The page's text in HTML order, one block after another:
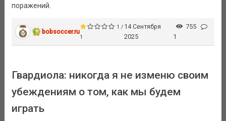
поражений.
bobsoccer.ru
1 /
1
14 Сентября
2025
755
1
Гвардиола: никогда я не изменю своим
убеждениям о том, как мы будем
играть